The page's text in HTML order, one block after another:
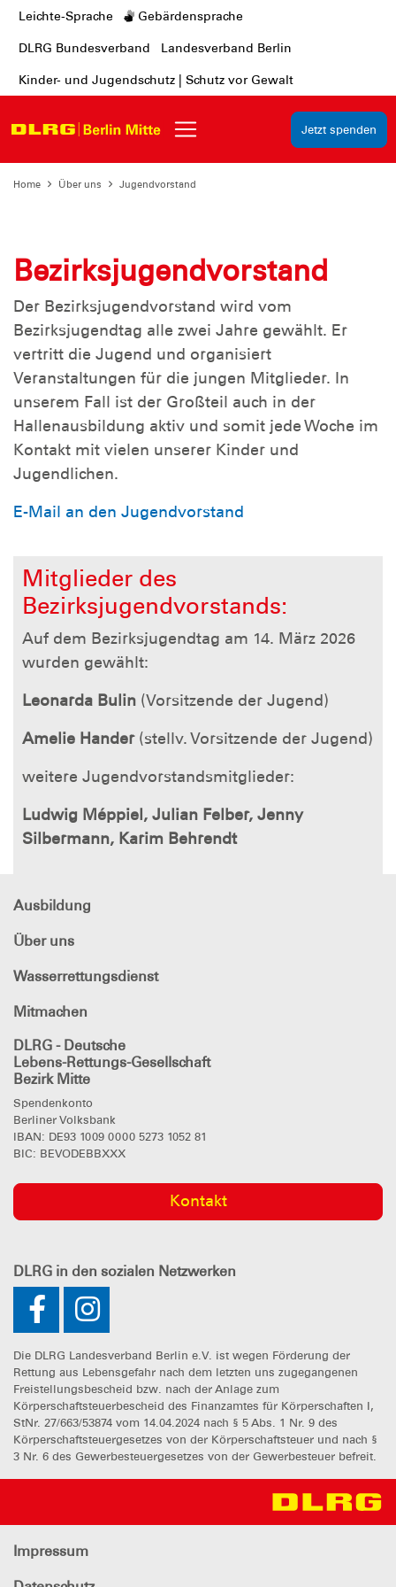
Leichte-Sprache Gebärdensprache
DLRG Bundesverband Landesverband Berlin
Kinder- und Jugendschutz | Schutz vor Gewalt
Jetzt spenden
Home Über uns Jugendvorstand
Bezirksjugendvorstand
Der Bezirksjugendvorstand wird vom
Bezirksjugendtag alle zwei Jahre gewählt. Er
vertritt die Jugend und organisiert
Veranstaltungen für die jungen Mitglieder. In
unserem Fall ist der Großteil auch in der
Hallenausbildung aktiv und somit jede Woche im
Kontakt mit vielen unserer Kinder und
Jugendlichen.
E-Mail an den Jugendvorstand
Mitglieder des
Bezirksjugendvorstands:
Auf dem Bezirksjugendtag am 14. März 2026
wurden gewählt:
Leonarda Bulin (Vorsitzende der Jugend)
Amelie Hander (stellv. Vorsitzende der Jugend)
weitere Jugendvorstandsmitglieder:
Ludwig Méppiel, Julian Felber, Jenny
Silbermann, Karim Behrendt
Ausbildung
Über uns
Wasserrettungsdienst
Mitmachen
DLRG - Deutsche
Lebens-Rettungs-Gesellschaft
Bezirk Mitte
Spendenkonto
Berliner Volksbank
IBAN: DE93 1009 0000 5273 1052 81
BIC: BEVODEBBXXX
Kontakt
DLRG in den sozialen Netzwerken
Die DLRG Landesverband Berlin e.V. ist wegen Förderung der
Rettung aus Lebensgefahr nach dem letzten uns zugegangenen
Freistellungsbescheid bzw. nach der Anlage zum
Körperschaftsteuerbescheid des Finanzamtes für Körperschaften I,
StNr. 27/663/53874 vom 14.04.2024 nach § 5 Abs. 1 Nr. 9 des
Körperschaftsteuergesetzes von der Körperschaftsteuer und nach §
3 Nr. 6 des Gewerbesteuergesetzes von der Gewerbesteuer befreit.
Impressum